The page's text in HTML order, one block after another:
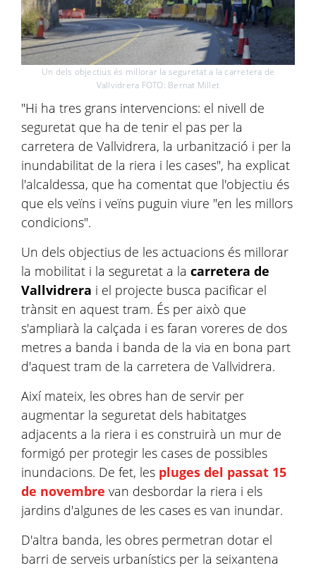
Un dels objectius és millorar la seguretat a la carretera de
Vallvidrera FOTO: Bernat Millet
"Hi ha tres grans intervencions: el nivell de
seguretat que ha de tenir el pas per la
carretera de Vallvidrera, la urbanització i per la
inundabilitat de la riera i les cases", ha explicat
l'alcaldessa, que ha comentat que l'objectiu és
que els veïns i veïns puguin viure "en les millors
condicions".
Un dels objectius de les actuacions és millorar
la mobilitat i la seguretat a la carretera de
Vallvidrera i el projecte busca pacificar el
trànsit en aquest tram. És per això que
s'ampliarà la calçada i es faran voreres de dos
metres a banda i banda de la via en bona part
d'aquest tram de la carretera de Vallvidrera.
Així mateix, les obres han de servir per
augmentar la seguretat dels habitatges
adjacents a la riera i es construirà un mur de
formigó per protegir les cases de possibles
inundacions. De fet, les pluges del passat 15
de novembre van desbordar la riera i els
jardins d'algunes de les cases es van inundar.
D'altra banda, les obres permetran dotar el
barri de serveis urbanístics per la seixantena